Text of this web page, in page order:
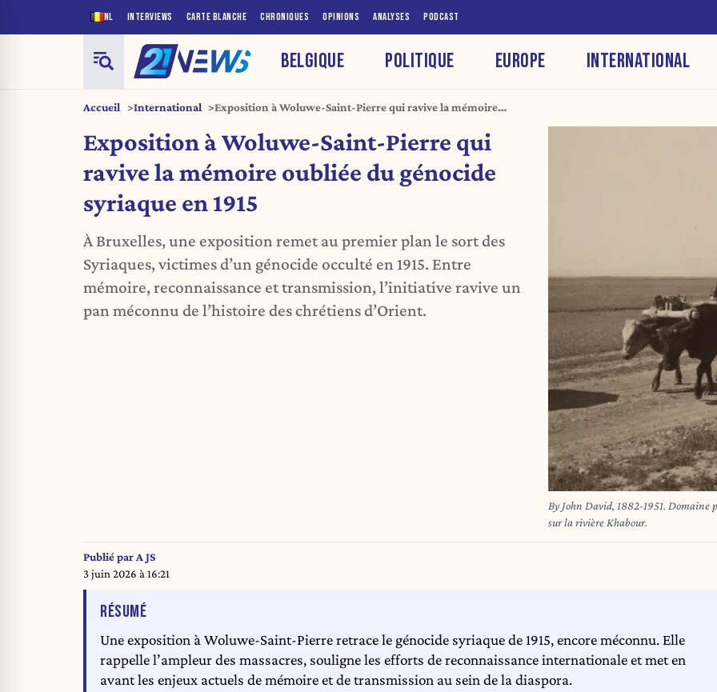
NL INTERVIEWS CARTE BLANCHE CHRONIQUES OPINIONS ANALYSES PODCAST
BELGIQUE POLITIQUE EUROPE INTERNATIONAL
Accueil International
Exposition à Woluwe-Saint-Pierre qui ravive la mémoire
Exposition à Woluwe-Saint-Pierre qui
ravive la mémoire oubliée du génocide
syriaque en 1915
À Bruxelles, une exposition remet au premier plan le sort des
Syriaques, victimes d’un génocide occulté en 1915. Entre
mémoire, reconnaissance et transmission, l’initiative ravive un
pan méconnu de l’histoire des chrétiens d’Orient.
By John David, 1882-1951. Domaine
sur la rivière Khabour.
Publié parA JS
3 juin 2026 à 16:21
RÉSUMÉDE L'ARTICLE
Une exposition à Woluwe-Saint-Pierre retrace le génocide syriaque de 1915, encore méconnu. Elle
rappelle l’ampleur des massacres, souligne les efforts de reconnaissance internationale et met en
avant les enjeux actuels de mémoire et de transmission au sein de la diaspora.